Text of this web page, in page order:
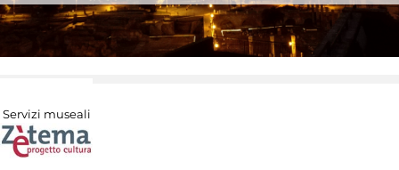
Servizi museali